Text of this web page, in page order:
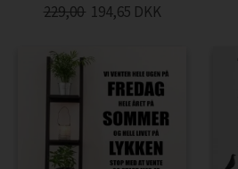
229,00 194,65 DKK